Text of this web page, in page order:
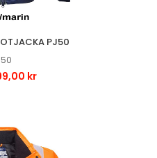
PJ50
kr